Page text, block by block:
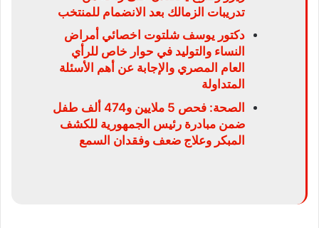
تدريبات الزمالك بعد الانضمام للمنتخب
دكتور يوسف شلتوت اخصائي أمراض
النساء والتوليد في حوار خاص للرأي
العام المصري والإجابة عن أهم الأسئلة
المتداولة
الصحة: فحص 5 ملايين و474 ألف طفل
ضمن مبادرة رئيس الجمهورية للكشف
المبكر وعلاج ضعف وفقدان السمع